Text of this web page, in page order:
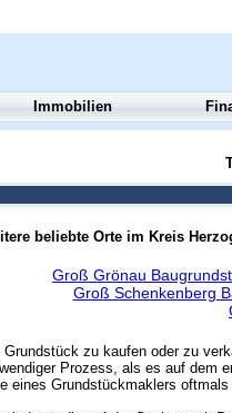
beliebte Orte im Kreis
Groß Grönau
Groß Schenkenberg
Grundstück zu kaufen oder zu
Prozess, als es auf dem
eines Grundstückmaklers
Immobilien